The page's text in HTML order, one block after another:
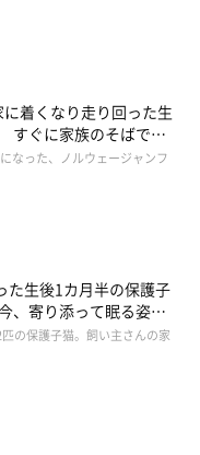
んなりと着地…というこ
とひねって、着地を試み
着くなり走り回った生
ぐに家族のそばで落
てよかった」
なった、ノルウェージャンフ
た生後1カ月半の保護子
、寄り添って眠る姿に
の保護子猫。飼い主さんの家